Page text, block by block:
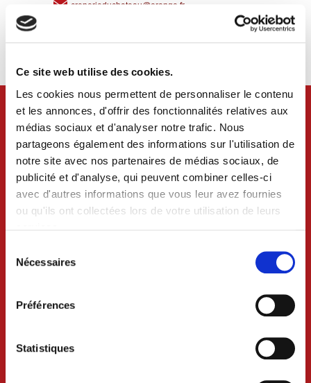
Ce site web utilise des cookies.
Les cookies nous permettent de personnaliser le contenu
et les annonces, d'offrir des fonctionnalités relatives aux
médias sociaux et d'analyser notre trafic. Nous
partageons également des informations sur l'utilisation de
notre site avec nos partenaires de médias sociaux, de
publicité et d'analyse, qui peuvent combiner celles-ci
avec d'autres informations que vous leur avez fournies
ou qu'ils ont collectées lors de votre utilisation de leurs
consentement
Nécessaires
Préférences
Statistiques
creperieduchateau@orange.fr
BP 74 - 53400 CRAON